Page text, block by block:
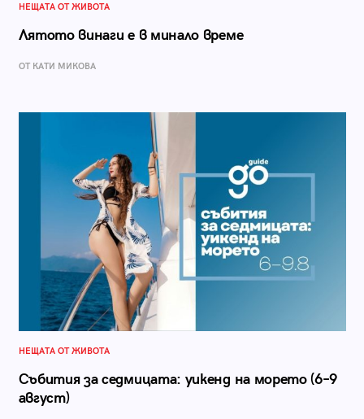
НЕЩАТА ОТ ЖИВОТА
Лятото винаги е в минало време
ОТ КАТИ МИКОВА
НЕЩАТА ОТ ЖИВОТА
Събития за седмицата: уикенд на морето (6–9
август)